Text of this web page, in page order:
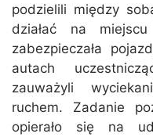
podzielili między
działać na
zabezpieczała
autach
zauważyli
ruchem. Zadanie
opierało się na